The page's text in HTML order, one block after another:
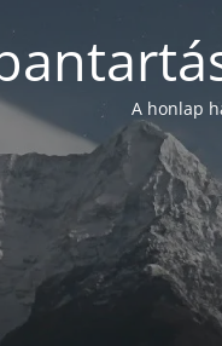
A honlap